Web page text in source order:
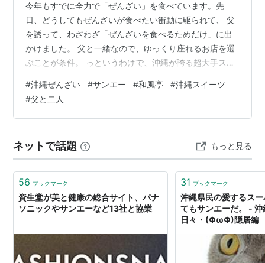
今年もすでに全力で「ぜんざい」を食べています。先
日、どうしてもぜんざいが食べたい衝動に駆られて、 父
を誘って、わざわざ「ぜんざいを食べるためだけ」に出
かけました。 父と一緒なので、ゆっくり座れるお店を選
ぶことが条件。 っというわけで、沖縄が誇る超大手スー
た！！ 父は黒みつぜんざい。 こちらは激甘です！！ 黒
みつぜんざい。もちろん沖縄県産黒糖使用！ 私は、シン
プルぜんざい！ 沖縄アイスぜんざい。もちろん沖縄県産
ているので、 おそらく一年中食べることができます！！
#沖縄ぜんざい #サンエー #和風亭 #沖縄スイーツ
#父と二人
ネットで話題 もっと見る
56 ブックマーク
資生堂が美と健康の総合サイト、パナ
ソニックやサンエーなど13社と協業
31 ブックマーク
沖縄県民の愛するス
てもサンエーだ。 -
日々・(ΦωΦ)隠居編